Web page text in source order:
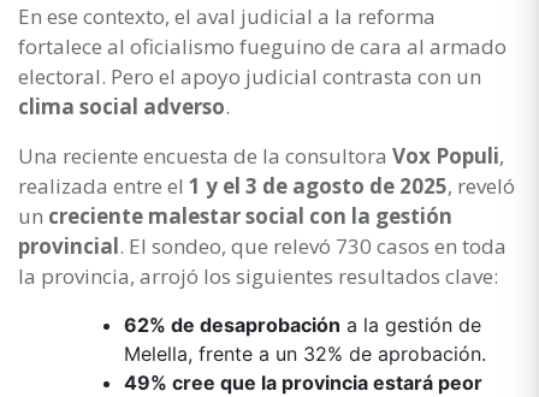
En ese contexto, el aval judicial a la reforma
fortalece al oficialismo fueguino de cara al armado
electoral. Pero el apoyo judicial contrasta con un
clima social adverso.
Una reciente encuesta de la consultora Vox Populi,
realizada entre el 1 y el 3 de agosto de 2025, reveló
un creciente malestar social con la gestión
provincial. El sondeo, que relevó 730 casos en toda
la provincia, arrojó los siguientes resultados clave:
62% de desaprobación a la gestión de
Melella, frente a un 32% de aprobación.
49% cree que la provincia estará peor